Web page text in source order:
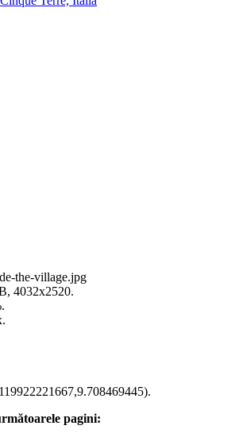
the-village.jpg
4032x2520.
pagini: